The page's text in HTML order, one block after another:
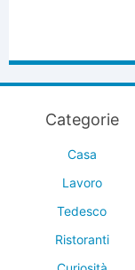
Categorie
Casa
Lavoro
Tedesco
Ristoranti